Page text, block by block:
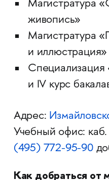
Магистратура
живопись»
Магистратура
и иллюстрация»
и IV курс
Адрес:
Учебный офис: каб.
(495)772-95-90
Как добраться от